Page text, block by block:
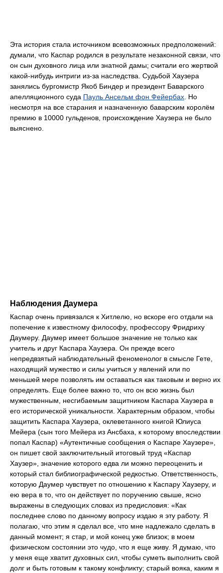
Эта история стала источником всевозможных предположений:
думали, что Каспар родился в результате незаконной связи, что
он сын духовного лица или знатной дамы; считали его жертвой
какой-нибудь интриги из-за наследства. Судьбой Хаузера
занялись бургомистр Якоб Биндер и президент Баварского
апелляционного суда Пауль Ансельм фон Фейербах . Но
несмотря на все старания и назначенную баварским королём
премию в 10000 гульденов, происхождение Хаузера не было
выяснено.
Наблюдения Даумера
Каспар очень привязался к Хитлелю, но вскоре его отдали на
попечение к известному философу, профессору Фридриху
Даумеру. Даумер имеет большое значение не только как
учитель и друг Каспара Хаузера. Он прежде всего
непредвзятый наблюдательный феноменолог в смысле Гете,
находящий мужество и силы учиться у явлений или по
меньшей мере позволять им оставаться как таковым и верно их
определять. Еще более важно то, что он всю жизнь был
мужественным, несгибаемым защитником Каспара Хаузера в
его исторической уникальности. Характерным образом, чтобы
защитить Каспара Хаузера, оклеветанного книгой Юлиуса
Мейера (сын того Мейера из Ансбаха, к которому впоследствии
попал Каспар) «Аутентичные сообщения о Каспаре Хаузере»,
он пишет свой заключительный итоговый труд «Каспар
Хаузер», значение которого едва ли можно переоценить и
который стал библиографической редкостью. Ответственность,
которую Даумер чувствует по отношению к Каспару Хаузеру, и
ею вера в то, что он действует по поручению свыше, ясно
выражены в следующих словах из предисловия: «Как
последнее слово по данному вопросу издаю я эту работу. Я
полагаю, что этим я сделал все, что мне надлежало сделать в
данный момент; я стар, и мой конец уже близок; в моем
физическом состоянии это чудо, что я еще живу. Я думаю, что
у меня еще хватит духовных сил, чтобы суметь выполнить свой
долг и быть готовым к такому конфликту; старый вояка, каким я